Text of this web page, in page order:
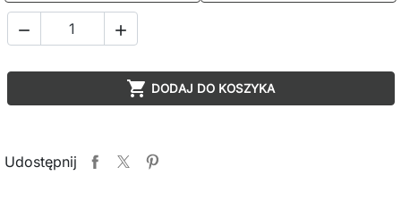
 
 DODAJ DO KOSZYKA
Udostępnij